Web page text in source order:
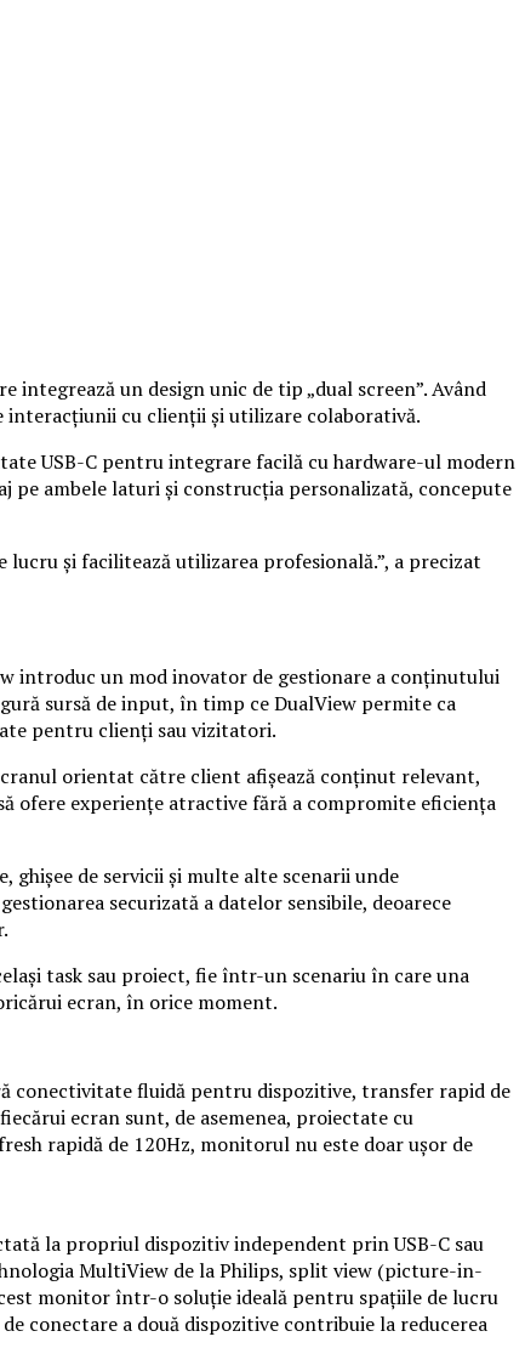
un design unic de tip „dual screen”. Având
cu clienții și utilizare colaborativă.
USB-C pentru integrare facilă cu hardware-ul modern
pe ambele laturi și construcția personalizată, concepute
lucru și facilitează utilizarea profesională.”, a precizat
introduc un mod inovator de gestionare a conținutului
sursă de input, în timp ce DualView permite ca
pentru clienți sau vizitatori.
orientat către client afișează conținut relevant,
ofere experiențe atractive fără a compromite eficiența
de servicii și multe alte scenarii unde
securizată a datelor sensibile, deoarece
task sau proiect, fie într-un scenariu în care una
ecran, în orice moment.
conectivitate fluidă pentru dispozitive, transfer rapid de
ecran sunt, de asemenea, proiectate cu
rapidă de 120Hz, monitorul nu este doar ușor de
la propriul dispozitiv independent prin USB-C sau
MultiView de la Philips, split view (picture-in-
monitor într-o soluție ideală pentru spațiile de lucru
conectare a două dispozitive contribuie la reducerea